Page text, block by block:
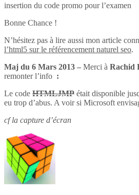
insertion du code promo pour l’examen
Bonne Chance !
N’hésitez pas à lire aussi mon article
l’html5 sur le référencement naturel seo.
Maj du 6 Mars 2013 – Merci à Rachid
remonter l’info :
Le code HTMLJMP était disponible
eu trop d’abus. A voir si Microsoft
cf la capture d’écran